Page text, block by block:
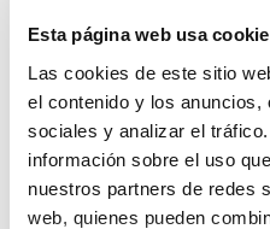
Esta página web usa
Las cookies de este sitio
el contenido y los anuncios,
sociales y analizar el
información sobre el uso
nuestros partners de redes
web, quienes pueden
¿Has olvidado tu contraseña?